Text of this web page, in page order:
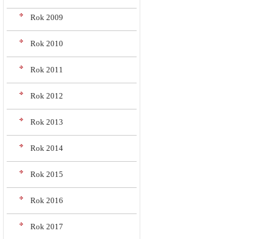
Rok 2009
Rok 2010
Rok 2011
Rok 2012
Rok 2013
Rok 2014
Rok 2015
Rok 2016
Rok 2017